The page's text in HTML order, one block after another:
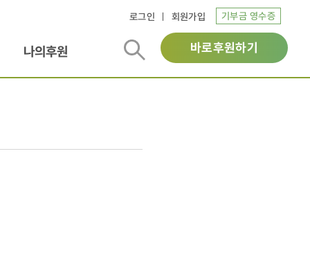
로그인 회원가입 기부금 영수증
나의후원 바로후원하기